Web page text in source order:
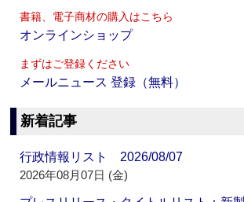
書籍、電子商材の購入はこちら
オンラインショップ
まずはご登録ください
メールニュース 登録（無料）
新着記事
行政情報リスト 2026/08/07
2026年08月07日 (金)